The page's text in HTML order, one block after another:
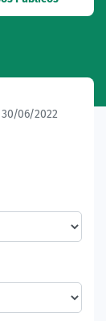
06/2022